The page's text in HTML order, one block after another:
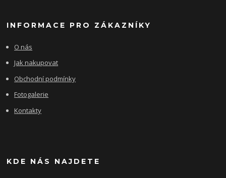
INFORMACE PRO ZÁKAZNÍKY
O nás
Jak nakupovat
Obchodní podmínky
Fotogalerie
Kontakty
KDE NÁS NAJDETE